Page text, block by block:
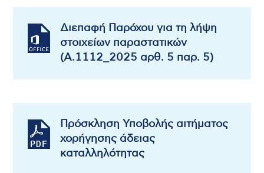
Διεπαφή Παρόχου για τη λήψη
στοιχείων παραστατικών
(Α.1112_2025 αρθ. 5 παρ. 5)
Πρόσκληση Υποβολής αιτήματος
χορήγησης άδειας
καταλληλότητας